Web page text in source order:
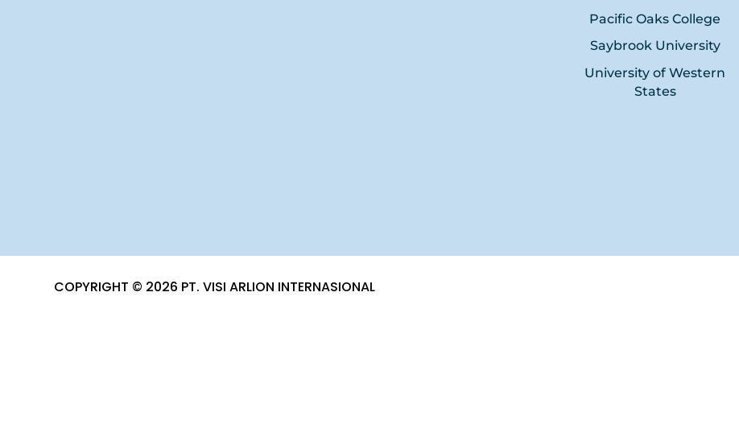
Pacific Oaks College
Saybrook University
University of Western
States
COPYRIGHT © 2026 PT. VISI ARLION INTERNASIONAL